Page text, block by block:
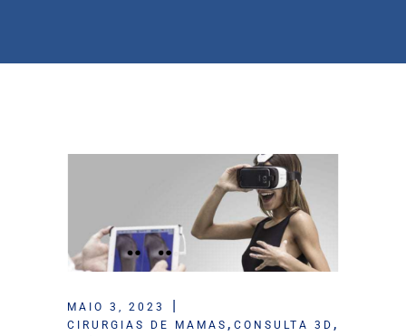
MAIO 3, 2023
CIRURGIAS DE MAMAS , CONSULTA 3D ,